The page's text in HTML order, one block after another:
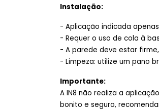
Instalação:
- Aplicação indicada
- Requer o uso de cola à
- A parede deve estar
- Limpeza: utilize um pano
Importante:
A IN8 não realiza a
bonito e seguro,